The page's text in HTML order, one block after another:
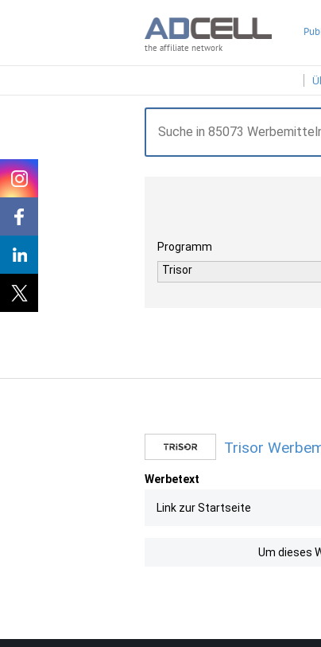
the affiliate network
Programm
Trisor
Trisor
Werbetext
Link zur Startseite
Um dieses